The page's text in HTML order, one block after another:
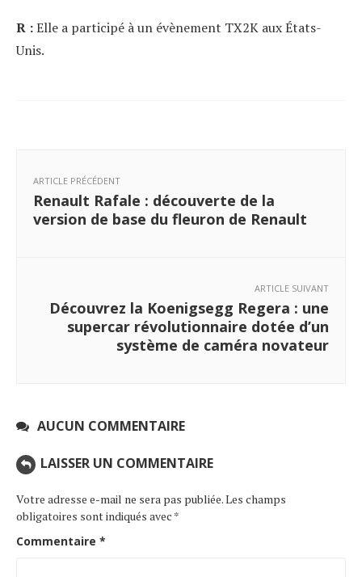
R :Elle a participé à un évènement TX2K aux États-
Unis.
ARTICLE PRÉCÉDENT
Renault Rafale : découverte de la
version de base du fleuron de Renault
ARTICLE SUIVANT
Découvrez la Koenigsegg Regera : une
supercar révolutionnaire dotée d’un
système de caméra novateur
AUCUN COMMENTAIRE
LAISSER UN COMMENTAIRE
Votre adresse e-mail ne sera pas publiée.Les champs
obligatoires sont indiqués avec *
Commentaire *